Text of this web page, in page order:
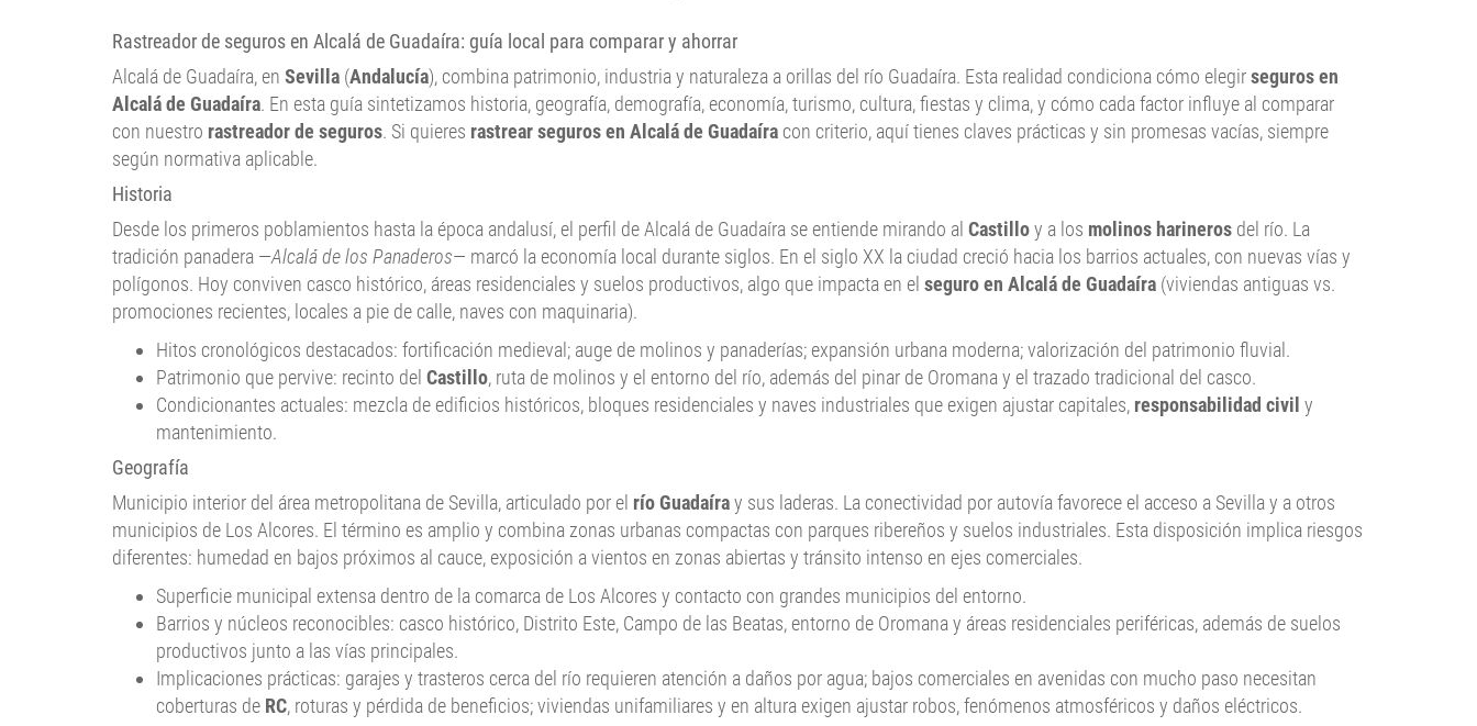
Rastreador de seguros en Alcalá de Guadaíra: guía local para comparar y ahorrar
Alcalá de Guadaíra, en Sevilla (Andalucía), combina patrimonio, industria y naturaleza a orillas del río Guadaíra. Esta realidad condiciona cómo elegirseguros en
Alcalá de Guadaíra. En esta guía sintetizamos historia, geografía, demografía, economía, turismo, cultura, fiestas y clima, y cómo cada factor influye al comparar
con nuestro rastreador de seguros. Si quieres rastrear seguros en Alcalá de Guadaíra con criterio, aquí tienes claves prácticas y sin promesas vacías, siempre
según normativa aplicable.
Historia
Desde los primeros poblamientos hasta la época andalusí, el perfil de Alcalá de Guadaíra se entiende mirando al Castilloy a los molinos harineros del río. La
tradición panadera —Alcalá de los Panaderos— marcó la economía local durante siglos. En el siglo XX la ciudad creció hacia los barrios actuales, con nuevas vías y
polígonos. Hoy conviven casco histórico, áreas residenciales y suelos productivos, algo que impacta en el seguro en Alcalá de Guadaíra (viviendas antiguas vs.
promociones recientes, locales a pie de calle, naves con maquinaria).
Hitos cronológicos destacados: fortificación medieval; auge de molinos y panaderías; expansión urbana moderna; valorización del patrimonio fluvial.
Patrimonio que pervive: recinto del Castillo, ruta de molinos y el entorno del río, además del pinar de Oromana y el trazado tradicional del casco.
Condicionantes actuales: mezcla de edificios históricos, bloques residenciales y naves industriales que exigen ajustar capitales, responsabilidad civil y
mantenimiento.
Geografía
Municipio interior del área metropolitana de Sevilla, articulado por el río Guadaíray sus laderas. La conectividad por autovía favorece el acceso a Sevilla y a otros
municipios de Los Alcores. El término es amplio y combina zonas urbanas compactas con parques ribereños y suelos industriales. Esta disposición implica riesgos
diferentes: humedad en bajos próximos al cauce, exposición a vientos en zonas abiertas y tránsito intenso en ejes comerciales.
Superficie municipal extensa dentro de la comarca de Los Alcores y contacto con grandes municipios del entorno.
Barrios y núcleos reconocibles: casco histórico, Distrito Este, Campo de las Beatas, entorno de Oromana y áreas residenciales periféricas, además de suelos
productivos junto a las vías principales.
Implicaciones prácticas: garajes y trasteros cerca del río requieren atención a daños por agua; bajos comerciales en avenidas con mucho paso necesitan
coberturas de RC, roturas y pérdida de beneficios; viviendas unifamiliares y en altura exigen ajustar robos, fenómenos atmosféricos y daños eléctricos.